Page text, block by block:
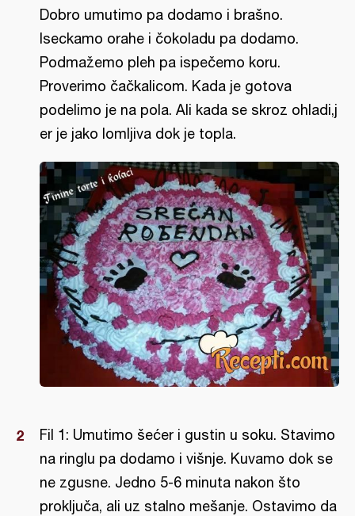
Dobro umutimo pa dodamo i brašno.
Iseckamo orahe i čokoladu pa dodamo.
Podmažemo pleh pa ispečemo koru.
Proverimo čačkalicom. Kada je gotova
podelimo je na pola. Ali kada se skroz ohladi,j
er je jako lomljiva dok je topla.
Fil 1: Umutimo šećer i gustin u soku. Stavimo
na ringlu pa dodamo i višnje. Kuvamo dok se
ne zgusne. Jedno 5-6 minuta nakon što
proključa, ali uz stalno mešanje. Ostavimo da